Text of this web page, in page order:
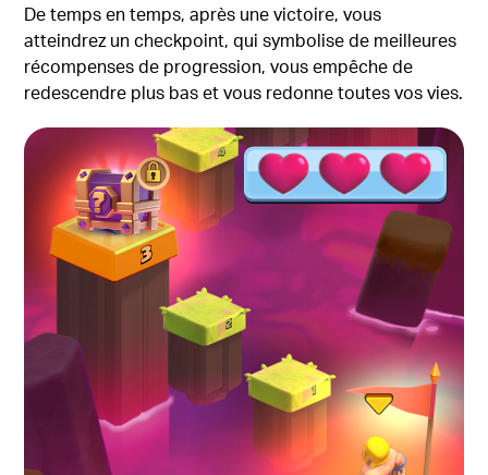
De temps en temps, après une victoire, vous
atteindrez un checkpoint, qui symbolise de meilleures
récompenses de progression, vous empêche de
redescendre plus bas et vous redonne toutes vos vies.